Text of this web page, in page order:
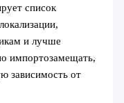
список
и лучше
импортозамещать,
зависимость от